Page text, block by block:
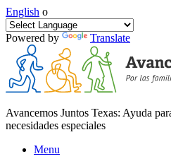
English o
Powered by Translate
Avancemos Juntos Texas: Ayuda
necesidades especiales
Menu